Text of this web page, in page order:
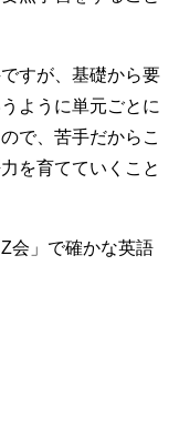
すが、基礎から要
ように単元ごとに
で、苦手だからこ
を育てていくこと
会」で確かな英語